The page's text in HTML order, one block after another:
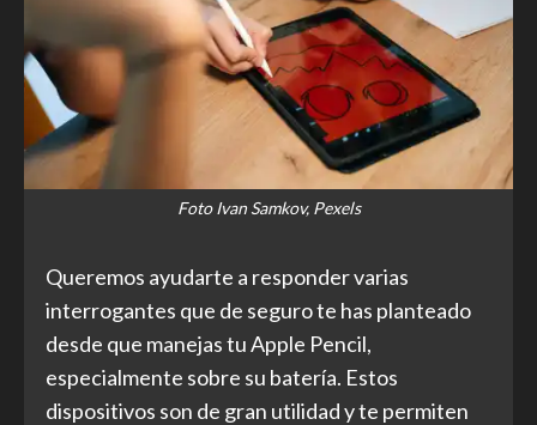
Foto Ivan Samkov, Pexels
Queremos ayudarte a responder varias
interrogantes que de seguro te has planteado
desde que manejas tu Apple Pencil,
especialmente sobre su batería. Estos
dispositivos son de gran utilidad y te permiten